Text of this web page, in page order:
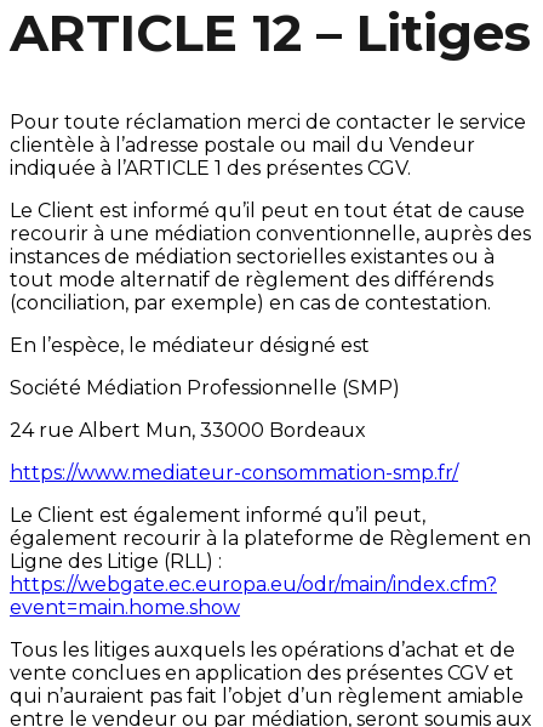
ARTICLE 12 – Litiges
Pour toute réclamation merci de contacter le service
clientèle à l’adresse postale ou mail du Vendeur
indiquée à l’ARTICLE 1 des présentes CGV.
Le Client est informé qu’il peut en tout état de cause
recourir à une médiation conventionnelle, auprès des
instances de médiation sectorielles existantes ou à
tout mode alternatif de règlement des différends
(conciliation, par exemple) en cas de contestation.
En l’espèce, le médiateur désigné est
Société Médiation Professionnelle (SMP)
24 rue Albert Mun, 33000 Bordeaux
https://www.mediateur-consommation-smp.fr/
Le Client est également informé qu’il peut,
également recourir à la plateforme de Règlement en
Ligne des Litige (RLL) :
https://webgate.ec.europa.eu/odr/main/index.cfm?
event=main.home.show
Tous les litiges auxquels les opérations d’achat et de
vente conclues en application des présentes CGV et
qui n’auraient pas fait l’objet d’un règlement amiable
entre le vendeur ou par médiation, seront soumis aux